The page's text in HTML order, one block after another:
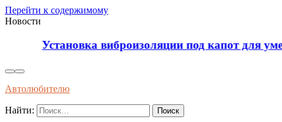
Перейти к содержимому
Новости
Установка виброизоляции под капот для
Автолюбителю
Найти: